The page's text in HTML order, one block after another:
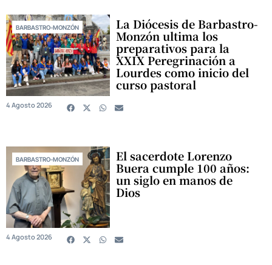
BARBASTRO-MONZÓN La Diócesis de Barbastro-
Monzón ultima los
preparativos para la
XXIX Peregrinación a
Lourdes como inicio del
curso pastoral
4 Agosto 2026
BARBASTRO-MONZÓN El sacerdote Lorenzo
Buera cumple 100 años:
un siglo en manos de
Dios
4 Agosto 2026